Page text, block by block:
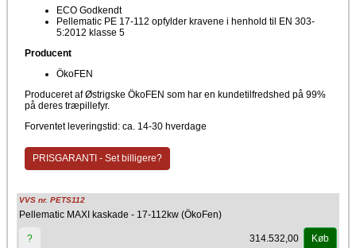
ECO Godkendt
Pellematic PE 17-112 opfylder kravene i henhold til EN 303-
5:2012 klasse 5
Producent
ÖkoFEN
Produceret af Østrigske ÖkoFEN som har en kundetilfredshed på 99%
på deres træpillefyr.
Forventet leveringstid: ca. 14-30 hverdage
PRISGARANTI - Set billigere?
VVS nr. PETS112
Pellematic MAXI kaskade - 17-112kw (ÖkoFen)
? 314.532,00 Køb